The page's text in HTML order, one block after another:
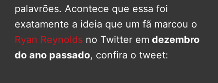
palavrões. Acontece que essa foi
exatamente a ideia que um fã marcou o
Ryan Reynolds no Twitter em dezembro
do ano passado, confira o tweet: